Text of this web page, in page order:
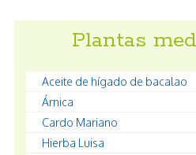
Plantas
Aceite de hígado de bacalao
Árnica
Cardo Mariano
Hierba Luisa